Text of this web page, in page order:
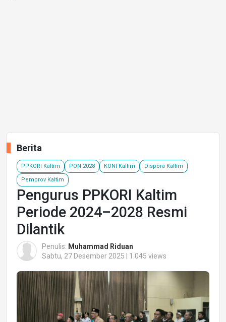
Berita
PPKORI Kaltim PON 2028 KONI Kaltim Dispora Kaltim
Pemprov Kaltim
Pengurus PPKORI Kaltim
Periode 2024–2028 Resmi
Dilantik
Penulis: Muhammad Riduan
Sabtu, 27 Desember 2025 | 1.045 views